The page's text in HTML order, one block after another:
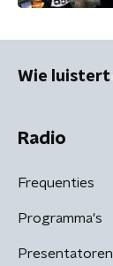
Wie luistert
Radio
Frequenties
Programma's
Presentatoren